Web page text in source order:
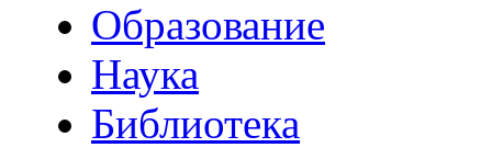
Образование
Наука
Библиотека